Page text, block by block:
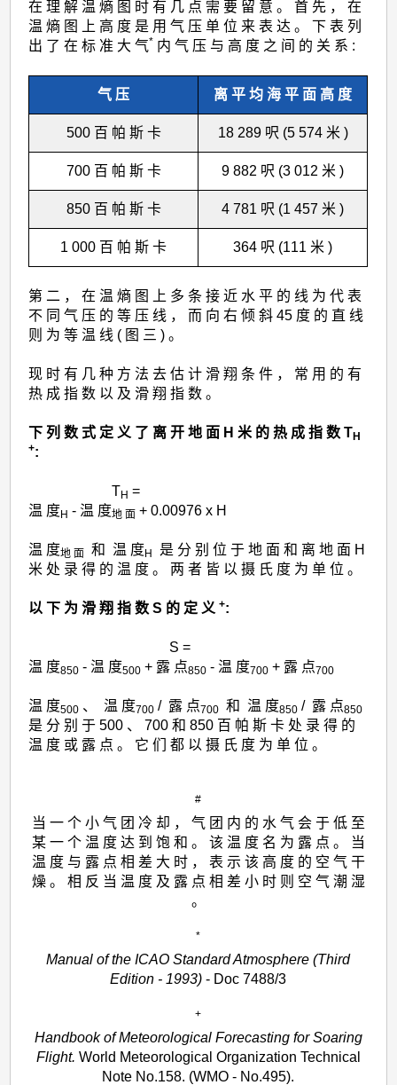
在 理 解 温 熵 图 时 有 几 点 需 要 留 意 。 首 先 ， 在
温 熵 图 上 高 度 是 用 气 压 单 位 来 表 达 。 下 表 列
出 了 在 标 准 大 气* 内 气 压 与 高 度 之 间 的 关 系 :
气 压 离 平 均 海 平 面 高 度
500 百 帕 斯 卡 18 289 呎 (5 574 米 )
700 百 帕 斯 卡 9 882 呎 (3 012 米 )
850 百 帕 斯 卡 4 781 呎 (1 457 米 )
1 000 百 帕 斯 卡 364 呎 (111 米 )
第 二 ， 在 温 熵 图 上 多 条 接 近 水 平 的 线 为 代 表
不 同 气 压 的 等 压 线 ， 而 向 右 倾 斜 45 度 的 直 线
则 为 等 温 线 ( 图 三 ) 。
现 时 有 几 种 方 法 去 估 计 滑 翔 条 件 ， 常 用 的 有
热 成 指 数 以 及 滑 翔 指 数 。
下 列 数 式 定 义 了 离 开 地 面 H 米 的 热 成 指 数 TH
+:
TH =
温 度H - 温 度地 面 + 0.00976 x H
温 度地 面 和 温 度H
是 分 别 位 于 地 面 和 离 地 面 H
米 处 录 得 的 温 度 。 两 者 皆 以 摄 氏 度 为 单 位 。
以 下 为 滑 翔 指 数 S 的 定 义+:
S =
温 度850 - 温 度500 + 露 点850 - 温 度700 + 露 点700
温 度500 、 温 度700 / 露 点700 和 温 度850 / 露 点850
是 分 别 于 500 、 700 和 850 百 帕 斯 卡 处 录 得 的
温 度 或 露 点 。 它 们 都 以 摄 氏 度 为 单 位 。
#
当 一 个 小 气 团 冷 却 ， 气 团 内 的 水 气 会 于 低 至
某 一 个 温 度 达 到 饱 和 。 该 温 度 名 为 露 点 。 当
温 度 与 露 点 相 差 大 时 ， 表 示 该 高 度 的 空 气 干
燥 。 相 反 当 温 度 及 露 点 相 差 小 时 则 空 气 潮 湿
。
*
Manual of the ICAO Standard Atmosphere (Third
Edition - 1993) - Doc 7488/3
+
Handbook of Meteorological Forecasting for Soaring
Flight. World Meteorological Organization Technical
Note No.158. (WMO - No.495).